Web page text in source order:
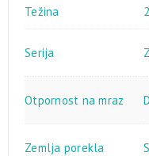
Težina
Serija
Otpornost na mraz
Zemlja porekla